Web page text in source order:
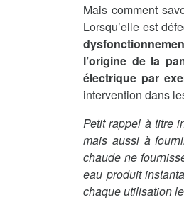
Mais comment
Lorsqu’elle est
l’origine de la
électrique par
intervention dans
Petit rappel à titre
mais aussi à
chaude ne
eau produit
chaque utilisation